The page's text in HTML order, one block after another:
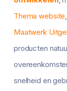
Thema website
Maatwerk
producten
snelheid en